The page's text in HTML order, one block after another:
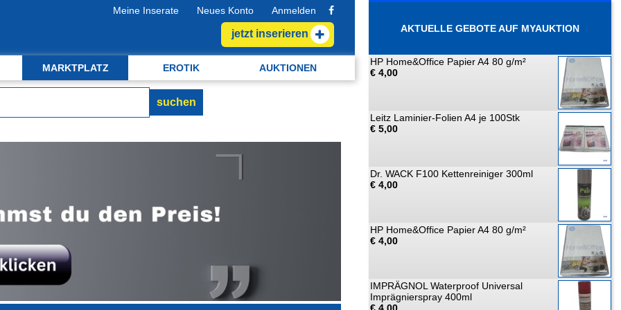
Meine Inserate Neues Konto Anmelden
jetzt inserieren
MARKTPLATZ EROTIK AUKTIONEN
suchen
AKTUELLE GEBOTE AUF MYAUKTION
HP Home&Office Papier A4 80 g/m²
€ 4,00
Leitz Laminier-Folien A4 je 100Stk
€ 5,00
Dr. WACK F100 Kettenreiniger 300ml
€ 4,00
HP Home&Office Papier A4 80 g/m²
€ 4,00
IMPRÄGNOL Waterproof Universal
Imprägnierspray 400ml